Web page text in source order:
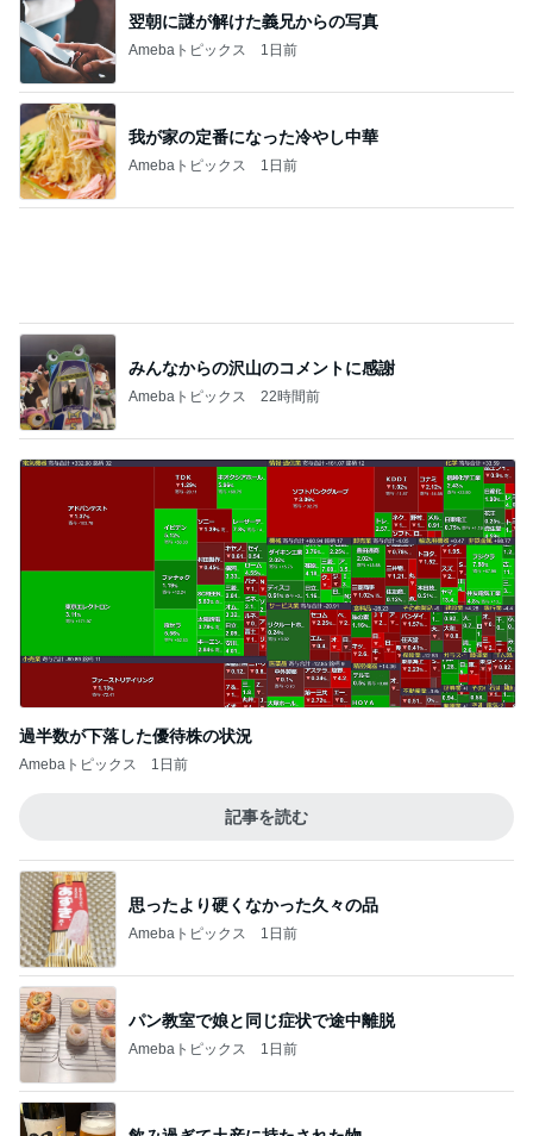
我が家の定番になった冷やし中華
Amebaトピックス 1日前
過半数が下落した優待株の状況
記事を読む
Amebaトピックス 1日前
パン教室で娘と同じ症状で途中離脱
Amebaトピックス 1日前
飲み過ぎて土産に持たされた物
Amebaトピックス 1日前